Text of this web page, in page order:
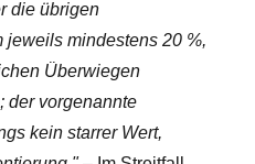
die übrigen
jeweils mindestens 20 %,
Überwiegen
der vorgenannte
kein starrer Wert,